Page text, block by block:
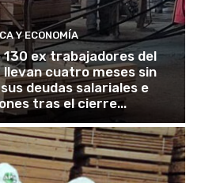
Y ECONOMÍA
130 ex trabajadores del
cuatro meses sin
deudas salariales e
tras el cierre...